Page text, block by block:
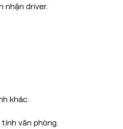
nhận driver.
khác.
tính văn phòng.